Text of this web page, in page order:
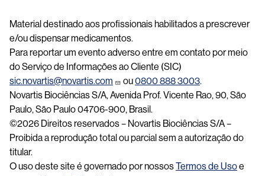
Material destinado aos profissionais habilitados a prescrever
e/ou dispensar medicamentos.
Para reportar um evento adverso entre em contato por meio
do Serviço de Informações ao Cliente (SIC)
sic.novartis@novartis.com
ou0800 888 3003.
Novartis Biociências S/A, Avenida Prof. Vicente Rao, 90, São
Paulo, São Paulo 04706-900, Brasil.
©2026 Direitos reservados – Novartis Biociências S/A –
Proibida a reprodução total ou parcial sem a autorização do
titular.
O uso deste site é governado por nossosTermos de Usoe